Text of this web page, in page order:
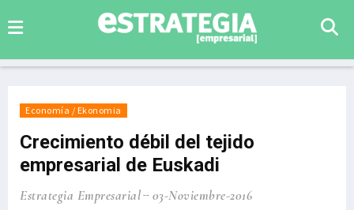
Economía / Ekonomia
Crecimiento débil del tejido
empresarial de Euskadi
Estrategia Empresarial 03-Noviembre-2016